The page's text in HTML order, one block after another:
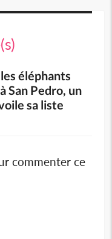
éléphants
San Pedro, un
sa liste
commenter ce